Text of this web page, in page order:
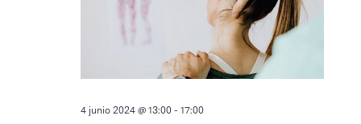
4 junio 2024 @ 13:00 -17:00